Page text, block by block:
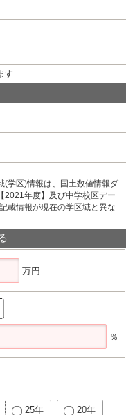
す
(学区)情報は、国土数値情報ダ
2021年度】及び中学校区デー
載情報が現在の学区域と異な
万円
％
25年 20年